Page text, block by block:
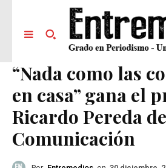
“Nada como las
en casa” gana el
Ricardo Pereda de
Comunicación